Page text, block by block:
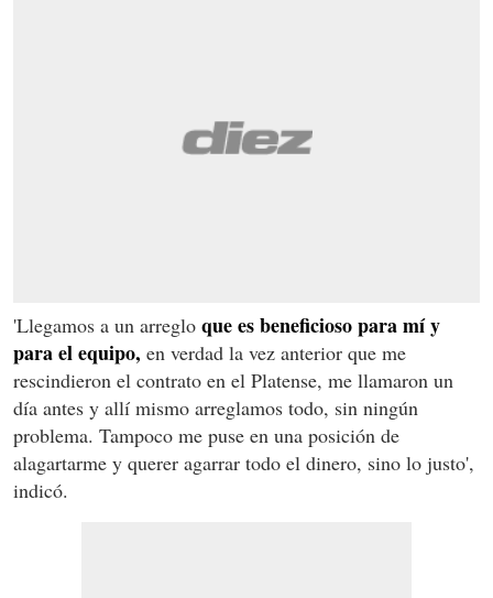
'Llegamos a un arreglo que es beneficioso para mí y
para el equipo, en verdad la vez anterior que me
rescindieron el contrato en el Platense, me llamaron un
día antes y allí mismo arreglamos todo, sin ningún
problema. Tampoco me puse en una posición de
alagartarme y querer agarrar todo el dinero, sino lo justo',
indicó.